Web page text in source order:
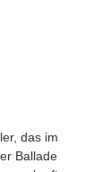
das im
Ballade